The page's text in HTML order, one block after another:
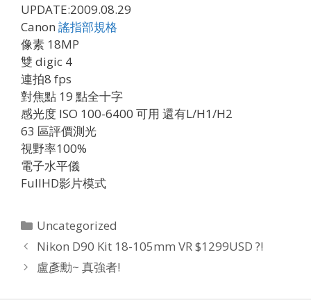
UPDATE:2009.08.29
Canon 謠指部規格
像素 18MP
雙 digic 4
連拍8 fps
對焦點 19 點全十字
感光度 ISO 100-6400 可用 還有L/H1/H2
63 區評價測光
視野率100%
電子水平儀
FullHD影片模式
Categories
Uncategorized
Nikon D90 Kit 18-105mm VR $1299USD ?!
盧彥勳~ 真強者!